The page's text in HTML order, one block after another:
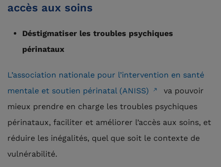
accès aux soins
Déstigmatiser les troubles psychiques
périnataux
L’association nationale pour l’intervention en santé
mentale et soutien périnatal (ANISS)
va pouvoir
mieux prendre en charge les troubles psychiques
périnataux, faciliter et améliorer l’accès aux soins, et
réduire les inégalités, quel que soit le contexte de
vulnérabilité.